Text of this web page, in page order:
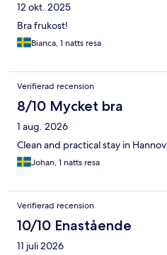
12 okt. 2025
Bra frukost!
Bianca, 1 natts resa
Verifierad recension
8/10 Mycket bra
1 aug. 2026
Clean and practical stay in
Johan, 1 natts resa
Verifierad recension
10/10 Enastående
11 juli 2026